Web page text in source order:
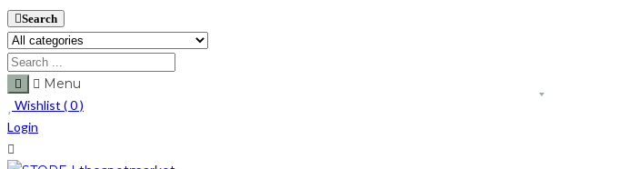
Search
Menu
Wishlist (0)
Login